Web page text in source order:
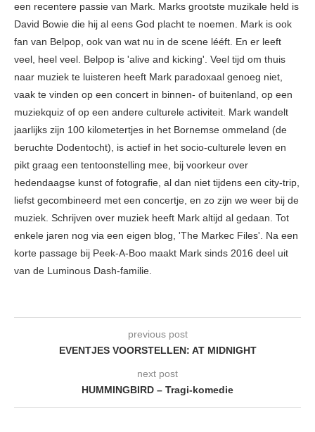
een recentere passie van Mark. Marks grootste muzikale held is
David Bowie die hij al eens God placht te noemen. Mark is ook
fan van Belpop, ook van wat nu in de scene lééft. En er leeft
veel, heel veel. Belpop is 'alive and kicking'. Veel tijd om thuis
naar muziek te luisteren heeft Mark paradoxaal genoeg niet,
vaak te vinden op een concert in binnen- of buitenland, op een
muziekquiz of op een andere culturele activiteit. Mark wandelt
jaarlijks zijn 100 kilometertjes in het Bornemse ommeland (de
beruchte Dodentocht), is actief in het socio-culturele leven en
pikt graag een tentoonstelling mee, bij voorkeur over
hedendaagse kunst of fotografie, al dan niet tijdens een city-trip,
liefst gecombineerd met een concertje, en zo zijn we weer bij de
muziek. Schrijven over muziek heeft Mark altijd al gedaan. Tot
enkele jaren nog via een eigen blog, 'The Markec Files'. Na een
korte passage bij Peek-A-Boo maakt Mark sinds 2016 deel uit
van de Luminous Dash-familie.
previous post
EVENTJES VOORSTELLEN: AT MIDNIGHT
next post
HUMMINGBIRD – Tragi-komedie